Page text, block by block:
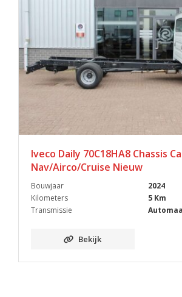
Iveco Daily 70C18HA8 Chassis
Nav/Airco/Cruise Nieuw
Bouwjaar
2024
Kilometers
5 Km
Transmissie
Bekijk